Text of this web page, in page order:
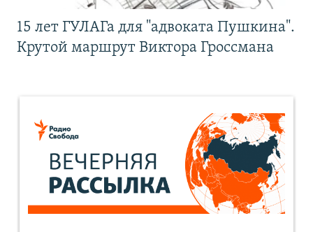
15 лет ГУЛАГа для "адвоката Пушкина".
Крутой маршрут Виктора Гроссмана